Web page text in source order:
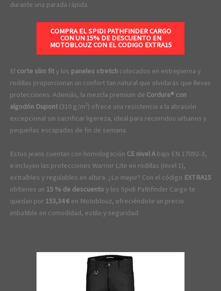
durante una parada rápida.
COMPRA EL SPIDI PATHFINDER CARGO
CON UN 15% DE DESCUENTO EN
MOTOBLOUZ CON EL CODIGOEXTRA15
Elcorte slim fity los paneles stretchcolocados en entrepierna y
rodillas proporcionan un confort tan natural que olvidarás que llevas
protecciones. Además, la mezcla premium de Cordura® con
algodón Dupont(310 g/m²) ofrece una resistencia a la abrasión
excepcional sin sacrificar ligereza, ideal para recorridos urbanos y
pequeñas escapadas de fin de semana.
Estos jeans cuentan con homologación CE nivel Abajo EN 17092-3,
e incluyen las protecciones Warrior Lite en rodillas (nivel 1),
extraíbles y regulables en altura. ¿Lo mejor? Con el código EXTRA15
obtienes un 15 % de descuentoy los Spidi Pathfinder Cargo te
quedan por153,34 €en Motoblouz, ofreciéndote un precio
imbatible en comodidad, estilo y seguridad.